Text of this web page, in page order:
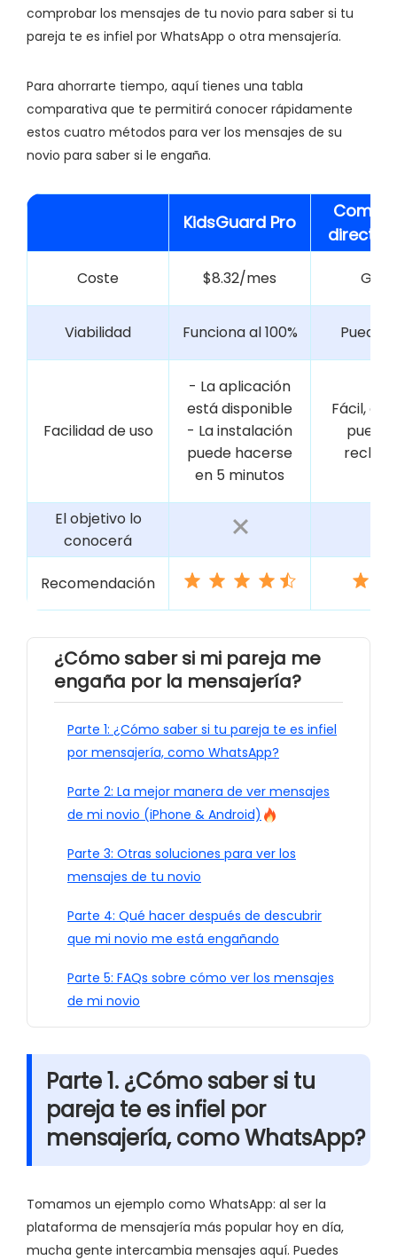
comprobar los mensajes de tu novio para saber si tu
pareja te es infiel por WhatsApp o otra mensajería.
Para ahorrarte tiempo, aquí tienes una tabla
comparativa que te permitirá conocer rápidamente
estos cuatro métodos para ver los mensajes de su
novio para saber si le engaña.
KidsGuard Pro
Coste $8.32/mes
Viabilidad Funciona al 100% Puede
Facilidad de uso
- La aplicación
está disponible
- La instalación
puede hacerse
en 5 minutos
Fácil,
puede
El objetivo lo
conocerá
Recomendación
¿Cómo saber si mi pareja me
engaña por la mensajería?
Parte 1: ¿Cómo saber si tu pareja te es infiel
por mensajería, como WhatsApp?
Parte 2: La mejor manera de ver mensajes
de mi novio (iPhone & Android)
Parte 3: Otras soluciones para ver los
mensajes de tu novio
Parte 4: Qué hacer después de descubrir
que mi novio me está engañando
Parte 5: FAQs sobre cómo ver los mensajes
de mi novio
Parte 1. ¿Cómo saber si tu
pareja te es infiel por
mensajería, como WhatsApp?
Tomamos un ejemplo como WhatsApp: al ser la
plataforma de mensajería más popular hoy en día,
mucha gente intercambia mensajes aquí. Puedes